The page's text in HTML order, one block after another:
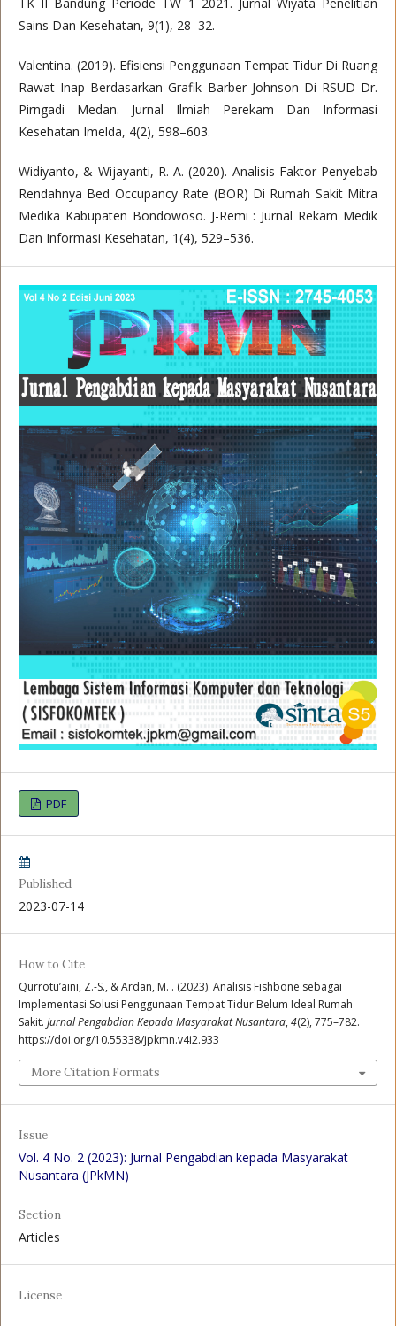
Sains Dan Kesehatan, 9(1), 28–32.
Valentina. (2019). Efisiensi Penggunaan Tempat Tidur Di Ruang
Rawat Inap Berdasarkan Grafik Barber Johnson Di RSUD Dr.
Pirngadi Medan. Jurnal Ilmiah Perekam Dan Informasi
Kesehatan Imelda, 4(2), 598–603.
Widiyanto, & Wijayanti, R. A. (2020). Analisis Faktor Penyebab
Rendahnya Bed Occupancy Rate (BOR) Di Rumah Sakit Mitra
Medika Kabupaten Bondowoso. J-Remi : Jurnal Rekam Medik
Dan Informasi Kesehatan, 1(4), 529–536.
PDF
Published
2023-07-14
How to Cite
Qurrotu’aini, Z.-S., & Ardan, M. . (2023). Analisis Fishbone sebagai
Implementasi Solusi Penggunaan Tempat Tidur Belum Ideal Rumah
Sakit. Jurnal Pengabdian Kepada Masyarakat Nusantara, 4(2), 775–782.
https://doi.org/10.55338/jpkmn.v4i2.933
More Citation Formats
Issue
Vol. 4 No. 2 (2023): Jurnal Pengabdian kepada Masyarakat
Nusantara (JPkMN)
Section
Articles
License